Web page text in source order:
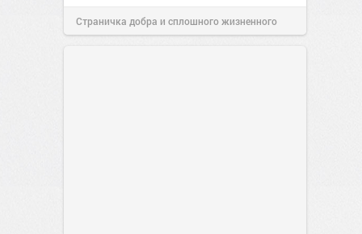
Страничка добра и сплошного жизненного